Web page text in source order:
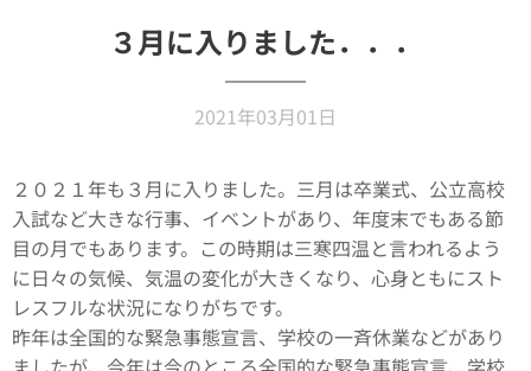
３月に入りました．．．
2021年03月01日
２０２１年も３月に入りました。三月は卒業式、公立高校
入試など大きな行事、イベントがあり、年度末でもある節
目の月でもあります。この時期は三寒四温と言われるよう
に日々の気候、気温の変化が大きくなり、心身ともにスト
レスフルな状況になりがちです。
昨年は全国的な緊急事態宣言、学校の一斉休業などがあり